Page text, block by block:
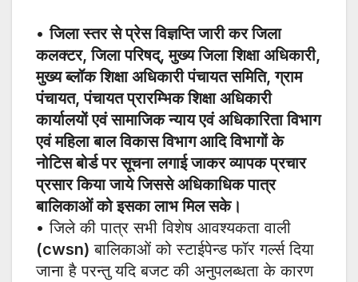
•जिला स्तर से प्रेस विज्ञप्ति जारी कर जिला
कलक्टर, जिला परिषद्, मुख्य जिला शिक्षा अधिकारी,
मुख्य ब्लॉक शिक्षा अधिकारी पंचायत समिति, ग्राम
पंचायत, पंचायत प्रारम्भिक शिक्षा अधिकारी
कार्यालयों एवं सामाजिक न्याय एवं अधिकारिता विभाग
एवं महिला बाल विकास विभाग आदि विभागों के
नोटिस बोर्ड पर सूचना लगाई जाकर व्यापक प्रचार
प्रसार किया जाये जिससे अधिकाधिक पात्र
बालिकाओं को इसका लाभ मिल सके।
• जिले की पात्र सभी विशेष आवश्यकता वाली
(cwsn) बालिकाओं को स्टाईपेन्ड फॉर गर्ल्स दिया
जाना है परन्तु यदि बजट की अनुपलब्धता के कारण